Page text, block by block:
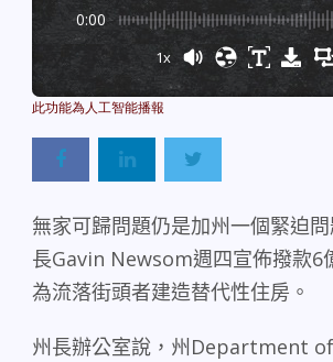
0:00
1x
無家可歸問題仍是加州一個緊迫
長Gavin Newsom週四宣佈撥款6
為流落街頭者建造替代性住房。
州長辦公室說，州Department